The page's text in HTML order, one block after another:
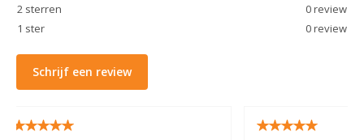
2 sterren 0review
1 ster 0review
Schrijf een review